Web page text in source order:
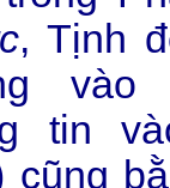
, Tịnh
tin
cũng